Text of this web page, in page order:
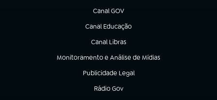
Canal GOV
(abre em nova aba)
Canal Educação
(abre em nova aba)
Canal Libras
(abre em nova aba)
Monitoramento e Análise de Mídias
(abre em nova aba)
Publicidade Legal
(abre em nova aba)
Rádio Gov
(abre em nova aba)